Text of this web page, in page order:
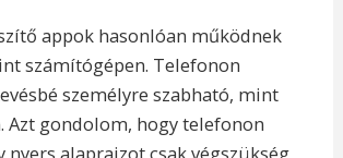
appok hasonlóan működnek
számítógépen. Telefonon
személyre szabható, mint
Azt gondolom, hogy telefonon